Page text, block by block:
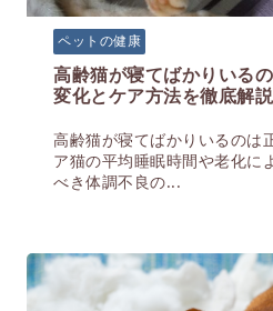
ペットの健康
高齢猫が寝てばかりいる
変化とケア方法を徹底解説
高齢猫が寝てばかりいるのは
ア猫の平均睡眠時間や老化に
べき体調不良の...